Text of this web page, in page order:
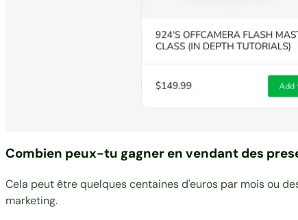
Combien peux-tu gagner en vendant des
Cela peut être quelques centaines d'euros par mois ou
marketing.